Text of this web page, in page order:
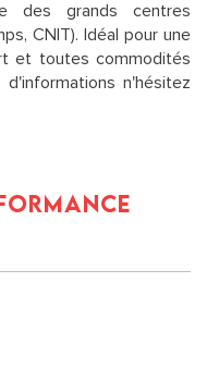
des grands centres
CNIT). Idéal pour une
et toutes commodités
n'hésitez